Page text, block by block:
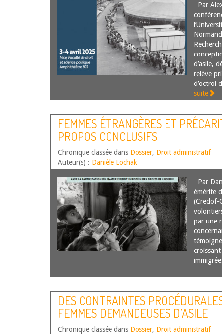
Par
d’asile,
relève
d’octroi
suite
FEMMES ÉTRANGÈRES ET
PROPOS CONCLUSIFS
Chronique classée dans Dossier, Droit administratif
Auteur(s) : Danièle Lochak
Par
émérite
(Credof-
par une
DES CONTRAINTES
FEMMES DEMANDEUSES D’ASILE
Chronique classée dans Dossier, Droit administratif